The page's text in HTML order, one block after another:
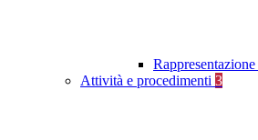
Attività e procedimenti 3